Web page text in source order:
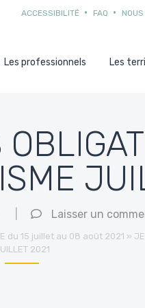
ACCESSIBILITÉ FAQ
Les professionnels Les
Laisser un
du 15 juillet au 08 août 2021 »
2021